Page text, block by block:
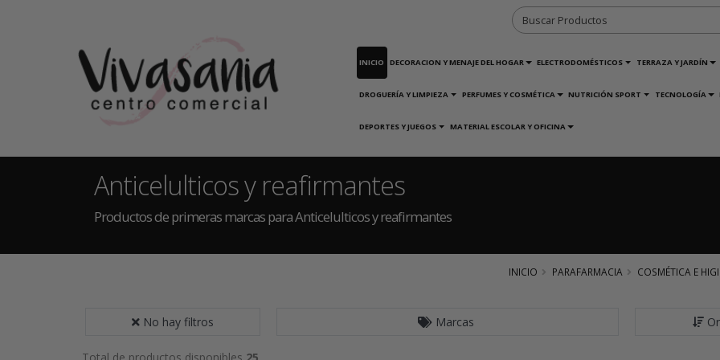
INICIO DECORACION Y MENAJE DEL HOGAR ELECTRODOMÉSTICOS TERRAZA Y JARDÍN
DROGUERÍA Y LIMPIEZA PERFUMES Y COSMÉTICA NUTRICIÓN SPORT TECNOLOGÍA
DEPORTES Y JUEGOS MATERIAL ESCOLAR Y OFICINA
Anticelulticos y reafirmantes
Productos de primeras marcas para Anticelulticos y reafirmantes
INICIO PARAFARMACIA COSMÉTICA E
No hay filtros Marcas